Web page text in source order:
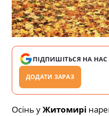
ПІДПИШІТЬСЯ НА НАС
ДОДАТИ ЗАРАЗ
Осінь уЖитомирі